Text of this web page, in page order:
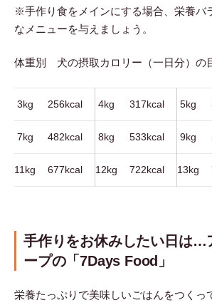
※手作り食をメインにする場合、栄養バ
なメニューを与えましょう。
体重別 犬の摂取カロリー（一日分）の
3kg 256kcal 4kg 317kcal 5kg
7kg 482kcal 8kg 533kcal 9kg
11kg 677kcal 12kg 722kcal 13kg
手作りをお休みしたい日は…
ープの「7Days Food」
栄養たっぷりで美味しいごはんをつくっ